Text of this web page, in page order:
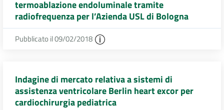
termoablazione endoluminale tramite
radiofrequenza per l’Azienda USL di Bologna
Pubblicato il 09/02/2018
Indagine di mercato relativa a sistemi di
assistenza ventricolare Berlin heart excor per
cardiochirurgia pediatrica